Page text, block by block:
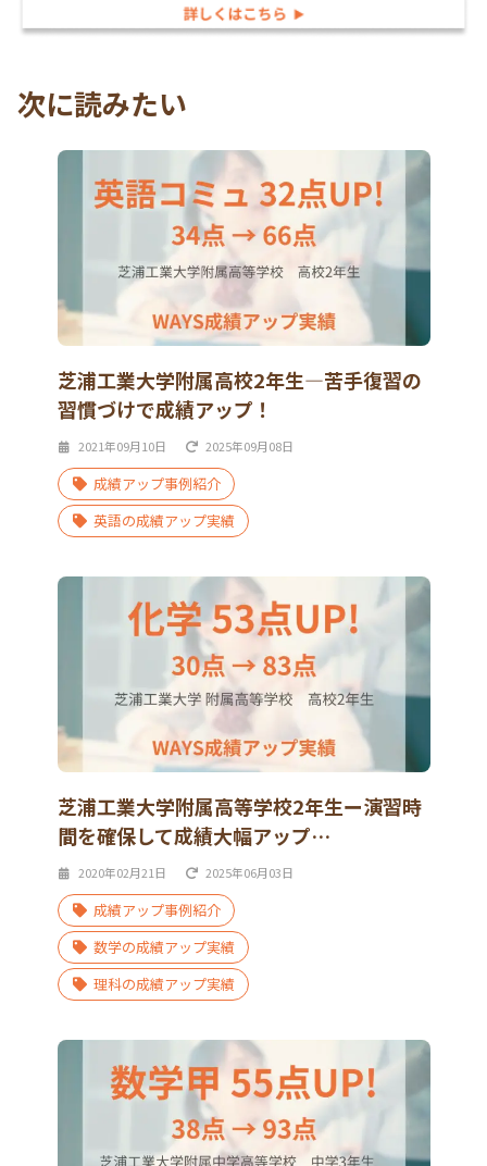
次に読みたい
芝浦工業大学附属高校2年生―苦手復習の
習慣づけで成績アップ！
2021年09月10日 2025年09月08日
成績アップ事例紹介
英語の成績アップ実績
芝浦工業大学附属高等学校2年生ー演習時
間を確保して成績大幅アップ…
2020年02月21日 2025年06月03日
成績アップ事例紹介
数学の成績アップ実績
理科の成績アップ実績